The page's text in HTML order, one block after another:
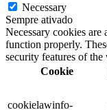
Necessary
Sempre ativado
Necessary cookies are
function properly.
security features of
Cookie
cookielawinfo-